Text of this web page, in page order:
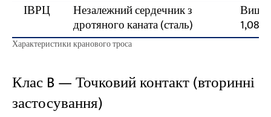
ІВРЦ
Незалежний сердечник з
дротяного каната (сталь)
Вища
1,08
Характеристики кранового троса
Клас B — Точковий контакт (вторинні
застосування)